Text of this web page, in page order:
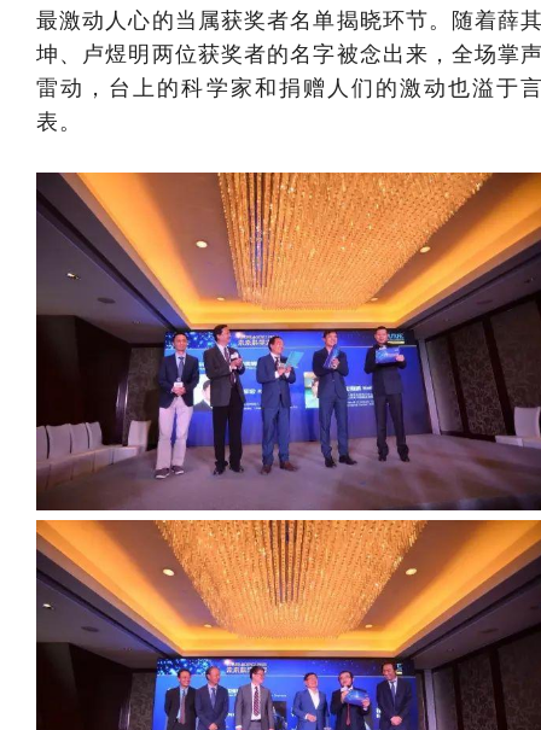
最激动人心的当属获奖者名单揭晓环节。随着薛
坤、卢煜明两位获奖者的名字被念出来，全场掌
雷动，台上的科学家和捐赠人们的激动也溢于
表。